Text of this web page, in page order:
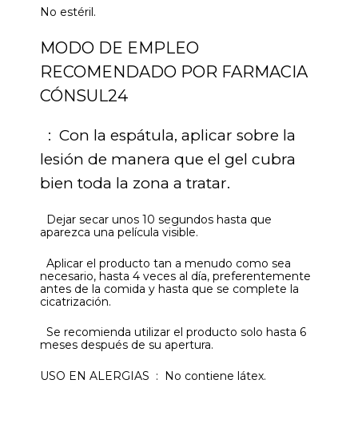
No estéril.
MODO DE EMPLEO
RECOMENDADO POR FARMACIA
CÓNSUL24
: Con la espátula, aplicar sobre la
lesión de manera que el gel cubra
bien toda la zona a tratar.
Dejar secar unos 10 segundos hasta que
aparezca una película visible.
Aplicar el producto tan a menudo como sea
necesario, hasta 4 veces al día, preferentemente
antes de la comida y hasta que se complete la
cicatrización.
Se recomienda utilizar el producto solo hasta 6
meses después de su apertura.
USO EN ALERGIAS : No contiene látex.